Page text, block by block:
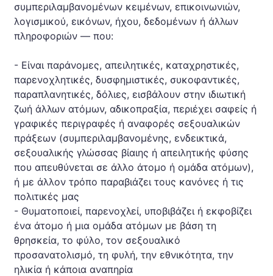
συμπεριλαμβανομένων κειμένων, επικοινωνιών,
λογισμικού, εικόνων, ήχου, δεδομένων ή άλλων
πληροφοριών — που:
- Είναι παράνομες, απειλητικές, καταχρηστικές,
παρενοχλητικές, δυσφημιστικές, συκοφαντικές,
παραπλανητικές, δόλιες, εισβάλουν στην ιδιωτική
ζωή άλλων ατόμων, αδικοπραξία, περιέχει σαφείς ή
γραφικές περιγραφές ή αναφορές σεξουαλικών
πράξεων (συμπεριλαμβανομένης, ενδεικτικά,
σεξουαλικής γλώσσας βίαιης ή απειλητικής φύσης
που απευθύνεται σε άλλο άτομο ή ομάδα ατόμων),
ή με άλλον τρόπο παραβιάζει τους κανόνες ή τις
πολιτικές μας
- Θυματοποιεί, παρενοχλεί, υποβιβάζει ή εκφοβίζει
ένα άτομο ή μια ομάδα ατόμων με βάση τη
θρησκεία, το φύλο, τον σεξουαλικό
προσανατολισμό, τη φυλή, την εθνικότητα, την
ηλικία ή κάποια αναπηρία